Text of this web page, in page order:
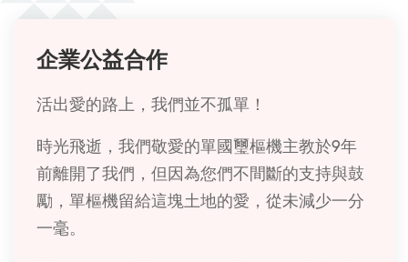
企業公益合作
活出愛的路上，我們並不孤單！
時光飛逝，我們敬愛的單國璽樞機主教於9年
前離開了我們，但因為您們不間斷的支持與鼓
勵，單樞機留給這塊土地的愛，從未減少一分
一毫。